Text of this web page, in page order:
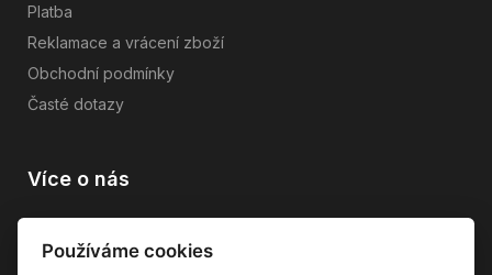
Platba
Reklamace a vrácení zboží
Obchodní podmínky
Časté dotazy
Více o nás
Používáme cookies